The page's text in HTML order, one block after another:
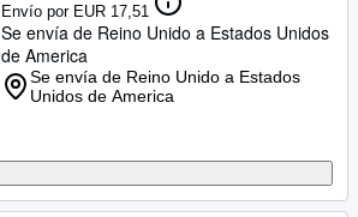
Envío por EUR 17,51
Se envía de Reino Unido a Estados Unidos
de America
Se envía de Reino Unido a Estados
Unidos de America